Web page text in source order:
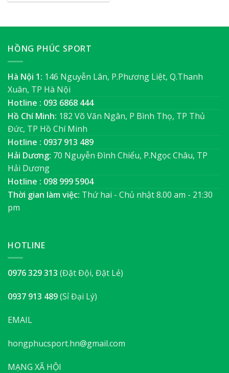
HỒNG PHÚC SPORT
Hà Nội 1: 146 Nguyễn Lân, P.Phương Liệt, Q.Thanh
Xuân, TP Hà Nội
Hotline : 093 6868 444
Hồ Chí Minh: 182 Võ Văn Ngân, P Bình Thọ, TP Thủ
Đức, TP Hồ Chí Minh
Hotline : 0937 913 489
Hải Dương: 70 Nguyễn Đình Chiểu, P.Ngọc Châu, TP
Hải Dương
Hotline : 098 999 5904
Thời gian làm việc: Thứ hai - Chủ nhật 8.00 am - 21:30
pm
HOTLINE
0976 329 313 (Đặt Đội, Đặt Lẻ)
0937 913 489(Sỉ Đại Lý)
EMAIL
hongphucsport.hn@gmail.com
MẠNG XÃ HỘI